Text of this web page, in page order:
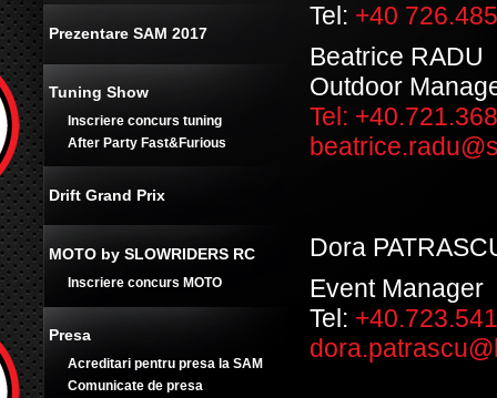
Prezentare SAM 2017
Tuning Show
Inscriere concurs tuning
After Party Fast&Furious
Drift Grand Prix
MOTO by SLOWRIDERS RC
Inscriere concurs MOTO
Presa
Acreditari pentru presa la SAM
Comunicate de presa
Tel: +40
Beatrice RADU
Outdoor
Tel:
Dora
Event Manager
Tel: